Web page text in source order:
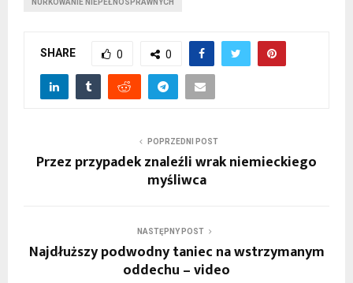
NURKOWANIE NIEPEŁNOSPRAWNYCH
SHARE 0 0
POPRZEDNI POST
Przez przypadek znaleźli wrak niemieckiego
myśliwca
NASTĘPNY POST
Najdłuższy podwodny taniec na wstrzymanym
oddechu – video